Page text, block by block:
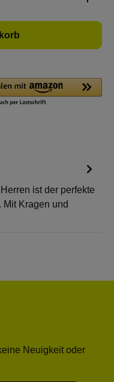
ist der perfekte
Mit Kragen und
Neuigkeit oder